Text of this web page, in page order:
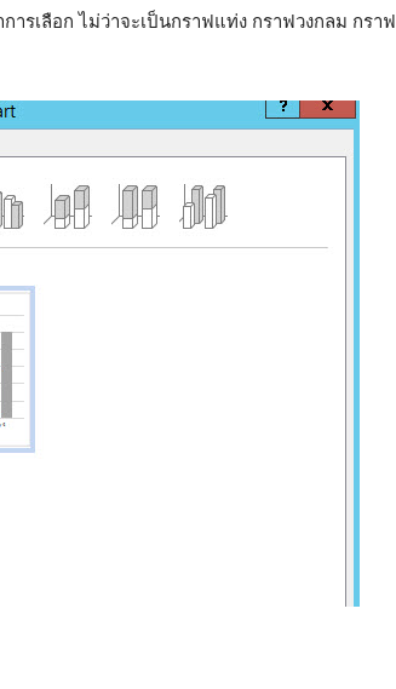
รเลือก ไม่ว่าจะเป็นกราฟแท่ง กราฟวงกลม กราฟ